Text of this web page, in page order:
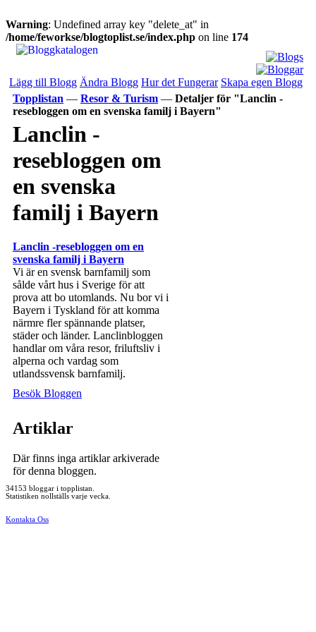
Warning: Undefined array key "delete_at" in
/home/feworkse/blogtoplist.se/index.php on line 174
Lägg till Blogg Ändra Blogg Hur det Fungerar Skapa egen Blogg
Topplistan — Resor & Turism — Detaljer för "Lanclin -
resebloggen om en svenska familj i Bayern"
Lanclin -
resebloggen om
en svenska
familj i Bayern
Lanclin -resebloggen om en
svenska familj i Bayern
Vi är en svensk barnfamilj som
sålde vårt hus i Sverige för att
prova att bo utomlands. Nu bor vi i
Bayern i Tyskland för att komma
närmre fler spännande platser,
städer och länder. Lanclinbloggen
handlar om våra resor, friluftsliv i
alperna och vardag som
utlandssvensk barnfamilj.
Besök Bloggen
Artiklar
Där finns inga artiklar arkiverade
för denna bloggen.
34153 bloggar i topplistan.
Statistiken nollställs varje vecka.
Kontakta Oss